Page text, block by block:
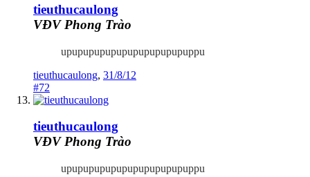
tieuthucaulong
VĐV Phong Trào
upupupupupupupupupupupuppu
tieuthucaulong, 31/8/12
#72
tieuthucaulong
VĐV Phong Trào
upupupupupupupupupupupuppu